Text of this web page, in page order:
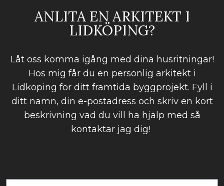
ANLITA EN ARKITEKT I
LIDKÖPING?
Låt oss komma igång med dina husritningar!
Hos mig får du en personlig arkitekt i
Lidköping för ditt framtida byggprojekt. Fyll i
ditt namn, din e-postadress och skriv en kort
beskrivning vad du vill ha hjälp med så
kontaktar jag dig!